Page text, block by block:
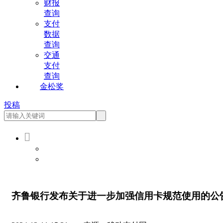
财报
查询
支付
数据
查询
交通
支付
查询
金松奖
投稿

齐鲁银行发布关于进一步加强信用卡规范使用的公